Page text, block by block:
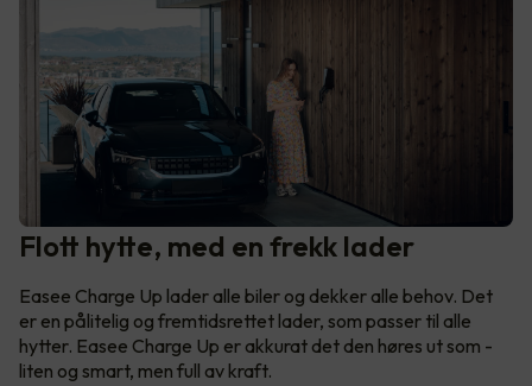
Flott hytte, med en frekk lader
Easee Charge Up lader alle biler og dekker alle behov. Det
er en pålitelig og fremtidsrettet lader, som passer til alle
hytter. Easee Charge Up er akkurat det den høres ut som -
liten og smart, men full av kraft.